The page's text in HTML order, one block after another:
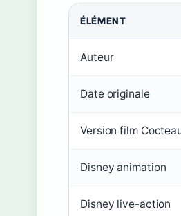
ÉLÉMENT
Auteur
Date originale
Version film
Disney animation
Disney live-action